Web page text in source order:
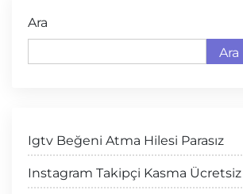
Ara
Ara
Igtv Beğeni Atma Hilesi Parasız
Instagram Takipçi Kasma Ücretsiz